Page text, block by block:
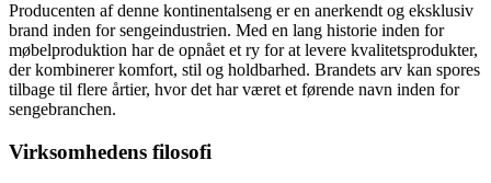
Producenten af denne kontinentalseng er en anerkendt og eksklusiv
brand inden for sengeindustrien. Med en lang historie inden for
møbelproduktion har de opnået et ry for at levere kvalitetsprodukter,
der kombinerer komfort, stil og holdbarhed. Brandets arv kan spores
tilbage til flere årtier, hvor det har været et førende navn inden for
sengebranchen.
Virksomhedens filosofi